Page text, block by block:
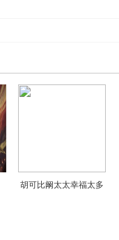
胡可比阚太太幸福太多